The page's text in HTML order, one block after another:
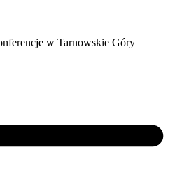
w Tarnowskie Góry